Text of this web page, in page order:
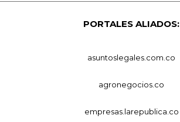
PORTALES ALIADOS:
asuntoslegales.com.co
agronegocios.co
empresas.larepublica.co